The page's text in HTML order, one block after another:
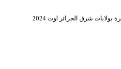
بولايات شرق الجزائر اوت 2024